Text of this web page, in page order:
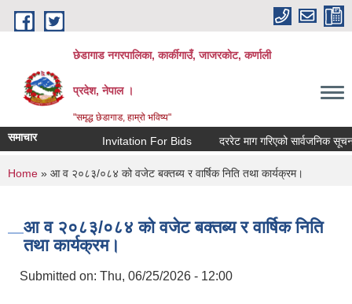
Skip to main content
छेडागाड नगरपालिका, कार्कीगाउँ, जाजरकाेट, कर्णाली
प्रदेश, नेपाल ।
"समृद्ध छेडागाड, हाम्रो भविष्य"
समाचार Invitation For Bids दररेट माग गरिएको सार्वजनिक सूचना।
You are here
Home » आ व २०८३/०८४ को वजेट बक्तब्य र वार्षिक निति तथा कार्यक्रम।
आ व २०८३/०८४ को वजेट बक्तब्य र वार्षिक निति
तथा कार्यक्रम।
Submitted on: Thu, 06/25/2026 - 12:00